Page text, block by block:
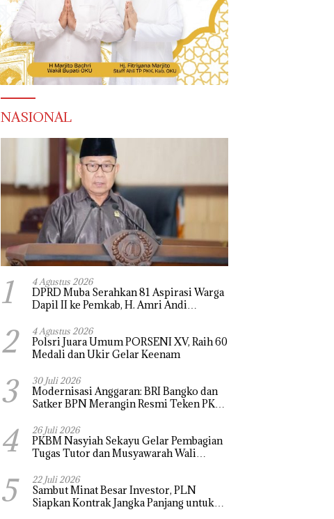
NASIONAL
1 4 Agustus 2026
DPRD Muba Serahkan 81 Aspirasi Warga
Dapil II ke Pemkab, H. Amri Andi
2 4 Agustus 2026
Polsri Juara Umum PORSENI XV, Raih 60
Medali dan Ukir Gelar Keenam
3 30 Juli 2026
Modernisasi Anggaran: BRI Bangko dan
Satker BPN Merangin Resmi Teken PKS
4 26 Juli 2026
PKBM Nasyiah Sekayu Gelar Pembagian
Tugas Tutor dan Musyawarah Wali
5 22 Juli 2026
Sambut Minat Besar Investor, PLN
Siapkan Kontrak Jangka Panjang untuk